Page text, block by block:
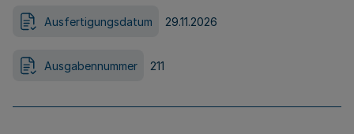
Ausfertigungsdatum 29.11.2026
Ausgabennummer 211